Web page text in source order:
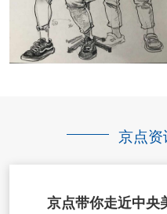
京点资
京点​带你走近中央